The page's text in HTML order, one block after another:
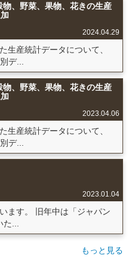
、野菜、果物、花きの生産
2024.04.29
生産統計データについて、
デ...
、野菜、果物、花きの生産
2023.04.06
生産統計データについて、
デ...
2023.01.04
ます。 旧年中は「ジャパン
た...
もっと見る